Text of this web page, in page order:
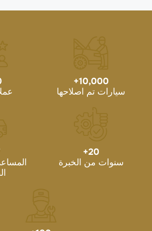
10,000
+
سيارات تم اصلاحها
20
+
سنوات من الخبرة